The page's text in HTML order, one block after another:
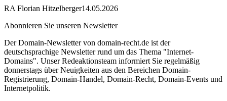
RA Florian Hitzelberger14.05.2026
Abonnieren Sie unseren Newsletter
Der Domain-Newsletter von domain-recht.de ist der
deutschsprachige Newsletter rund um das Thema "Internet-
Domains". Unser Redeaktionsteam informiert Sie regelmäßig
donnerstags über Neuigkeiten aus den Bereichen Domain-
Registrierung, Domain-Handel, Domain-Recht, Domain-Events und
Internetpolitik.